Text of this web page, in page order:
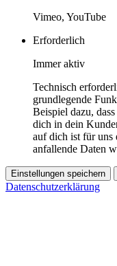
Vimeo, YouTube
Erforderlich
Immer aktiv
Technisch
grundlegende
Beispiel dazu,
dich in dein
auf dich ist für uns
anfallende Daten
Einstellungen speichern
Datenschutzerklärung